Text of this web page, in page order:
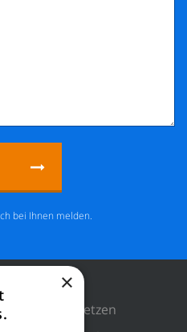
bei Ihnen melden.
zurücksetzen
×